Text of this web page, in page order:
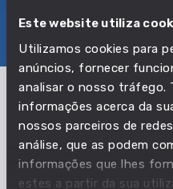
Este website utiliza
Utilizamos cookies para
anúncios, fornecer
analisar o nosso tráfego.
informações acerca da
nossos parceiros de
análise, que as podem
informações que lhes
estes a partir da sua
SOBREEMPREGO E
EDUCAÇÃO E
Pertencente à profissão:
Diretores de
especializados e